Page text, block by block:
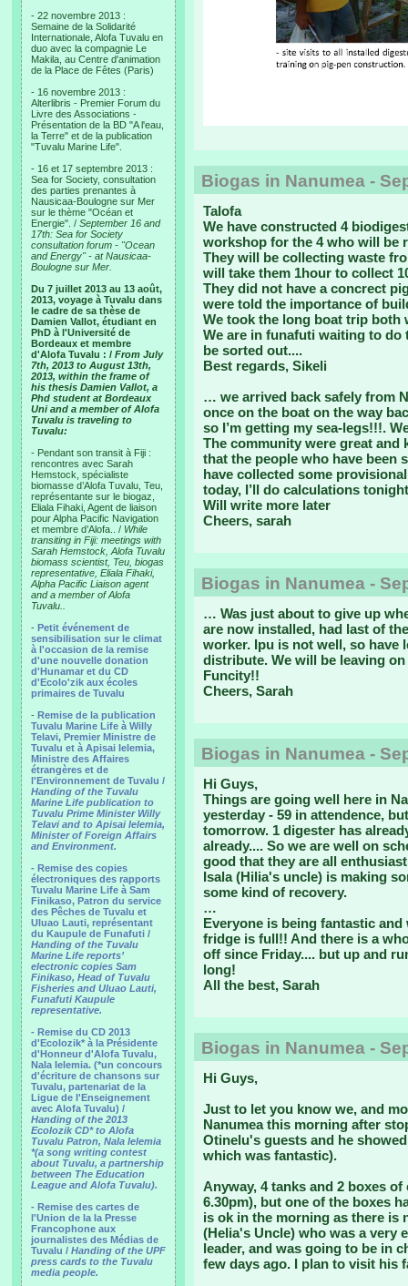
- 22 novembre 2013 :
Semaine de la Solidarité
Internationale, Alofa Tuvalu en
duo avec la compagnie Le
Makila, au Centre d'animation
de la Place de Fêtes (Paris)
- 16 novembre 2013 :
Alterlibris - Premier Forum du
Livre des Associations -
Présentation de la BD "A l'eau,
la Terre" et de la publication
"Tuvalu Marine Life".
- 16 et 17 septembre 2013 :
Sea for Society, consultation
des parties prenantes à
Nausicaa-Boulogne sur Mer
sur le thème "Océan et
Energie". / September 16 and
17th: Sea for Society
consultation forum - "Ocean
and Energy" - at Nausicaa-
Boulogne sur Mer.
Du 7 juillet 2013 au 13 août,
2013, voyage à Tuvalu dans
le cadre de sa thèse de
Damien Vallot, étudiant en
PhD à l'Université de
Bordeaux et membre
d'Alofa Tuvalu : / From July
7th, 2013 to August 13th,
2013, within the frame of
his thesis Damien Vallot, a
Phd student at Bordeaux
Uni and a member of Alofa
Tuvalu is traveling to
Tuvalu:
- Pendant son transit à Fiji :
rencontres avec Sarah
Hemstock, spécialiste
biomasse d’Alofa Tuvalu, Teu,
représentante sur le biogaz,
Eliala Fihaki, Agent de liaison
pour Alpha Pacific Navigation
et membre d’Alofa.. / While
transiting in Fiji: meetings with
Sarah Hemstock, Alofa Tuvalu
biomass scientist, Teu, biogas
representative, Eliala Fihaki,
Alpha Pacific Liaison agent
and a member of Alofa
Tuvalu..
- Petit événement de
sensibilisation sur le climat
à l'occasion de la remise
d'une nouvelle donation
d'Hunamar et du CD
d'Ecolo'zik aux écoles
primaires de Tuvalu
- Remise de la publication
Tuvalu Marine Life à Willy
Telavi, Premier Ministre de
Tuvalu et à Apisai Ielemia,
Ministre des Affaires
étrangères et de
l'Environnement de Tuvalu /
Handing of the Tuvalu
Marine Life publication to
Tuvalu Prime Minister Willy
Telavi and to Apisai Ielemia,
Minister of Foreign Affairs
and Environment.
- Remise des copies
électroniques des rapports
Tuvalu Marine Life à Sam
Finikaso, Patron du service
des Pêches de Tuvalu et
Uluao Lauti, représentant
du Kaupule de Funafuti /
Handing of the Tuvalu
Marine Life reports’
electronic copies Sam
Finikaso, Head of Tuvalu
Fisheries and Uluao Lauti,
Funafuti Kaupule
representative.
- Remise du CD 2013
d'Ecolozik* à la Présidente
d'Honneur d'Alofa Tuvalu,
Nala Ielemia. (*un concours
d'écriture de chansons sur
Tuvalu, partenariat de la
Ligue de l'Enseignement
avec Alofa Tuvalu) /
Handing of the 2013
Ecolozik CD* to Alofa
Tuvalu Patron, Nala Ielemia
*(a song writing contest
about Tuvalu, a partnership
between The Education
League and Alofa Tuvalu).
- Remise des cartes de
l'Union de la la Presse
Francophone aux
journalistes des Médias de
Tuvalu / Handing of the UPF
press cards to the Tuvalu
media people.
Biogas in Nanumea -
Talofa
We have constructed 4
workshop for the 4 who will be
They will be collecting waste
will take them 1hour to collect
They did not have a concrect
were told the importance of
We took the long boat trip both
We are in funafuti waiting to
be sorted out....
Best regards, Sikeli
… we arrived back safely from
once on the boat on the way
so I’m getting my sea-legs!!!.
The community were great
that the people who have been
have collected some
today, I’ll do calculations
Will write more later
Cheers, sarah
Biogas in Nanumea -
… Was just about to give up
are now installed, had last of
worker. Ipu is not well, so have
distribute. We will be leaving
Funcity!!
Cheers, Sarah
Biogas in Nanumea -
Hi Guys,
Things are going well here in
yesterday - 59 in attendence,
tomorrow. 1 digester has
already.... So we are well on
good that they are all
Isala (Hilia's uncle) is making
some kind of recovery.
…
Everyone is being fantastic
fridge is full!! And there is a
off since Friday.... but up and
long!
All the best, Sarah
Biogas in Nanumea -
Hi Guys,
Just to let you know we, and
Nanumea this morning after
Otinelu's guests and he
which was fantastic).
Anyway, 4 tanks and 2 boxes
6.30pm), but one of the boxes
is ok in the morning as there is
(Helia's Uncle) who was a very
leader, and was going to be in
few days ago. I plan to visit his